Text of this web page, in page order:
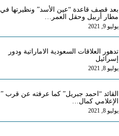
بعد قصف قاعدة “عين الأسد” ونظيرتها في
مطار أربيل وحقل العمر…
يوليو 9, 2021
تدهور العلاقات السعودية الاماراتية ودور
إسرائيل
يوليو 8, 2021
القائد “احمد جبريل” كما عرفته عن قرب ”
الإعلامي كمال…
يوليو 8, 2021